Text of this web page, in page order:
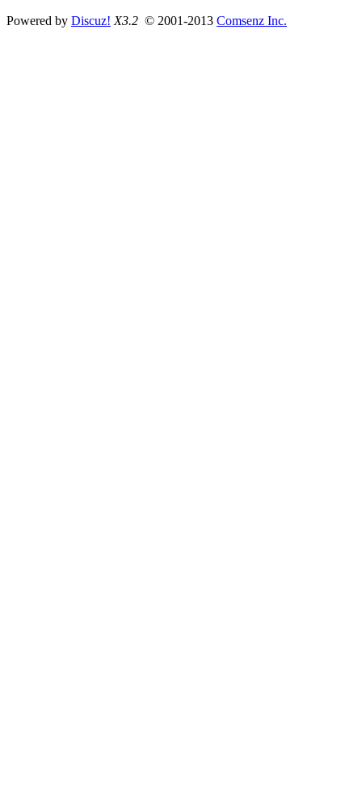
Powered by Discuz! X3.2 © 2001-2013 Comsenz Inc.